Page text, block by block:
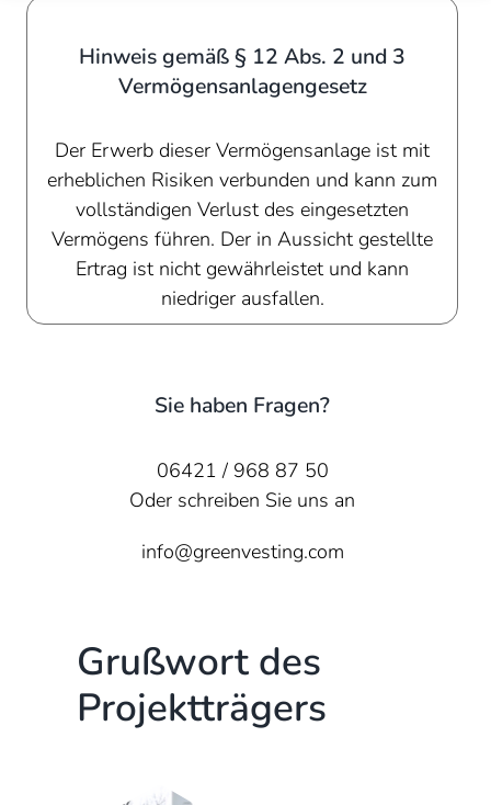
Hinweis gemäß § 12 Abs. 2 und 3
Vermögensanlagengesetz
Der Erwerb dieser Vermögensanlage ist mit
erheblichen Risiken verbunden und kann zum
vollständigen Verlust des eingesetzten
Vermögens führen. Der in Aussicht gestellte
Ertrag ist nicht gewährleistet und kann
niedriger ausfallen.
Sie haben Fragen?
06421 / 968 87 50
Oder schreiben Sie uns an
info@greenvesting.com
Grußwort des
Projektträgers